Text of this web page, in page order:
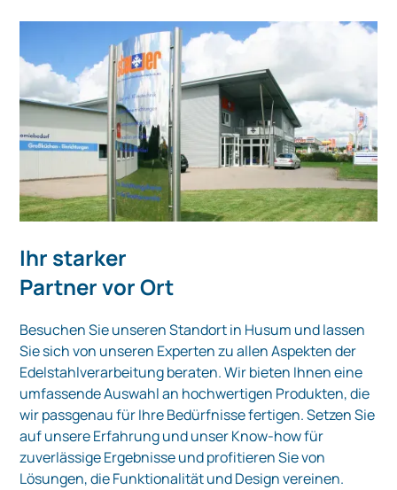
Ihr starker
Partner vor Ort
Besuchen Sie unseren Standort in Husum und lassen
Sie sich von unseren Experten zu allen Aspekten der
Edelstahlverarbeitung beraten. Wir bieten Ihnen eine
umfassende Auswahl an hochwertigen Produkten, die
wir passgenau für Ihre Bedürfnisse fertigen. Setzen Sie
auf unsere Erfahrung und unser Know-how für
zuverlässige Ergebnisse und profitieren Sie von
Lösungen, die Funktionalität und Design vereinen.